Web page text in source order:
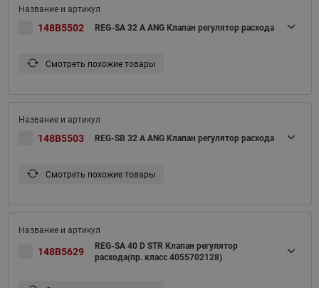
148B5502 REG-SA 32 A ANG Клапан регулятор расхода
Смотреть похожие товары
148B5503 REG-SB 32 A ANG Клапан регулятор расхода
Смотреть похожие товары
148B5629
REG-SA 40 D STR Клапан регулятор
расхода(пр. класс 4055702128)